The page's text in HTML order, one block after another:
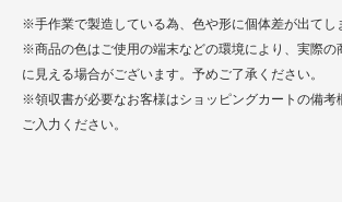
※手作業で製造している為、色や形に個体差が出てし
※商品の色はご使用の端末などの環境により、実際の
に見える場合がございます。予めご了承ください。
※領収書が必要なお客様はショッピングカートの備考
ご入力ください。